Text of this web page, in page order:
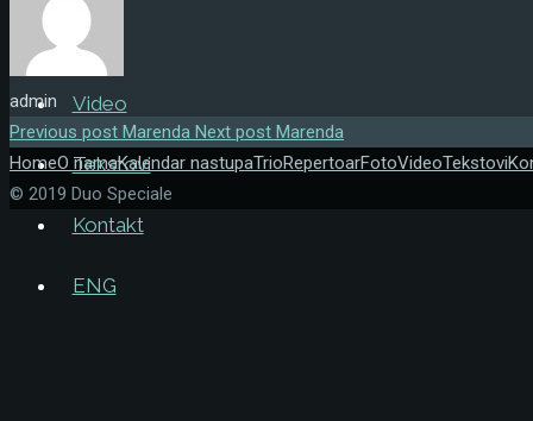
Foto
Video
Tekstovi
Kontakt
ENG
admin
Previous post Marenda Next post Marenda
HomeO namaKalendar nastupaTrioRepertoarFotoVideoTekstovi
© 2019 Duo Speciale